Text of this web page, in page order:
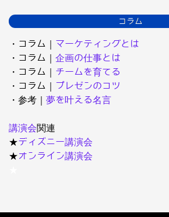
コラム
・コラム｜ マーケティングとは
・コラム｜ 企画の仕事とは
・コラム｜ チームを育てる
・コラム｜ プレゼンのコツ
・参考｜ 夢を叶える名言
講演会関連
★ディズニー講演会
★オンライン講演会